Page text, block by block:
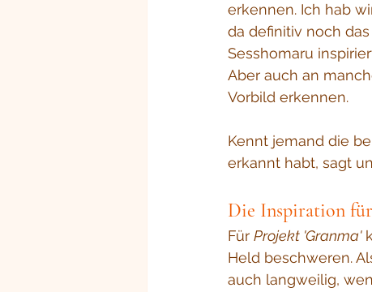
erkennen. Ich hab
da definitiv noch
Sesshomaru
Aber auch an
Vorbild erkennen.
Kennt jemand die
erkannt habt, sagt
Die Inspiration
Für Projekt 'Granma'
Held beschweren.
auch langweilig,